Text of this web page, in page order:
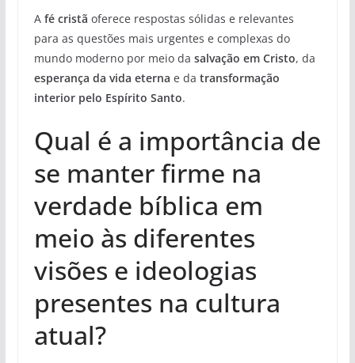
A fé cristã oferece respostas sólidas e relevantes
para as questões mais urgentes e complexas do
mundo moderno por meio da salvação em Cristo, da
esperança da vida eterna e da transformação
interior pelo Espírito Santo.
Qual é a importância de
se manter firme na
verdade bíblica em
meio às diferentes
visões e ideologias
presentes na cultura
atual?